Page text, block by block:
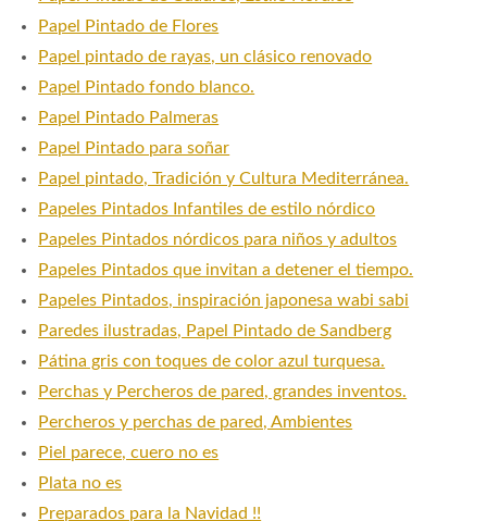
Papel Pintado de Flores
Papel pintado de rayas, un clásico renovado
Papel Pintado fondo blanco.
Papel Pintado Palmeras
Papel Pintado para soñar
Papel pintado, Tradición y Cultura Mediterránea.
Papeles Pintados Infantiles de estilo nórdico
Papeles Pintados nórdicos para niños y adultos
Papeles Pintados que invitan a detener el tiempo.
Papeles Pintados, inspiración japonesa wabi sabi
Paredes ilustradas, Papel Pintado de Sandberg
Pátina gris con toques de color azul turquesa.
Perchas y Percheros de pared, grandes inventos.
Percheros y perchas de pared, Ambientes
Piel parece, cuero no es
Plata no es
Preparados para la Navidad !!